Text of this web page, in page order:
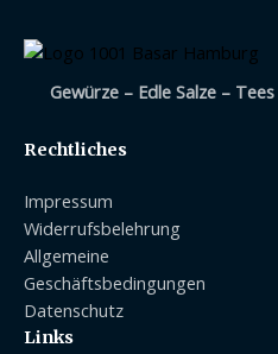
Gewürze – Edle Salze –
Rechtliches
Impressum
Widerrufsbelehrung
Allgemeine
Geschäftsbedingungen
Datenschutz
Links